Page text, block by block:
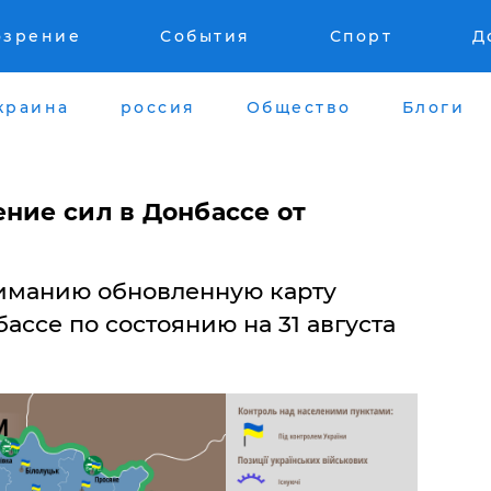
События Спорт
россия Общество Блоги
сил в Донбассе от
обновленную карту
по состоянию на 31 августа